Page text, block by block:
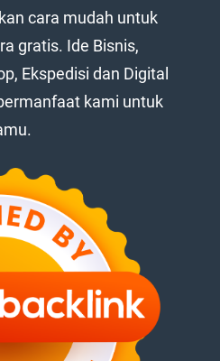
cara mudah untuk
gratis. Ide Bisnis,
Ekspedisi dan Digital
kami untuk